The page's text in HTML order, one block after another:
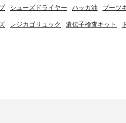
シューズドライヤー ハッカ油 ブーツ
レジカゴリュック 遺伝子検査キット